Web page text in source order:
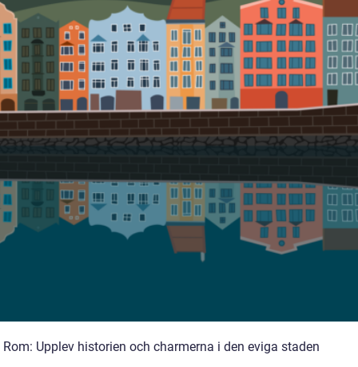
Upplev historien och charmerna i den eviga staden